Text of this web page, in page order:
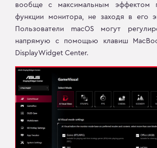
вообще с максимальным эффектом
функции монитора, не заходя в его
Пользователи macOS могут
напрямую с помощью клавиш
DisplayWidget Center.